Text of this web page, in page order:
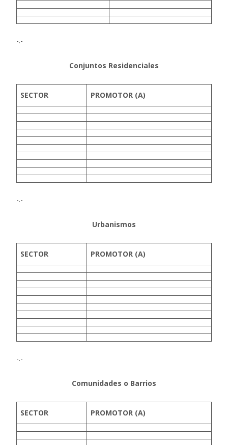
-.-
Conjuntos Residenciales
SECTOR PROMOTOR (A)
-.-
Urbanismos
SECTOR PROMOTOR (A)
-.-
Comunidades o Barrios
SECTOR PROMOTOR (A)